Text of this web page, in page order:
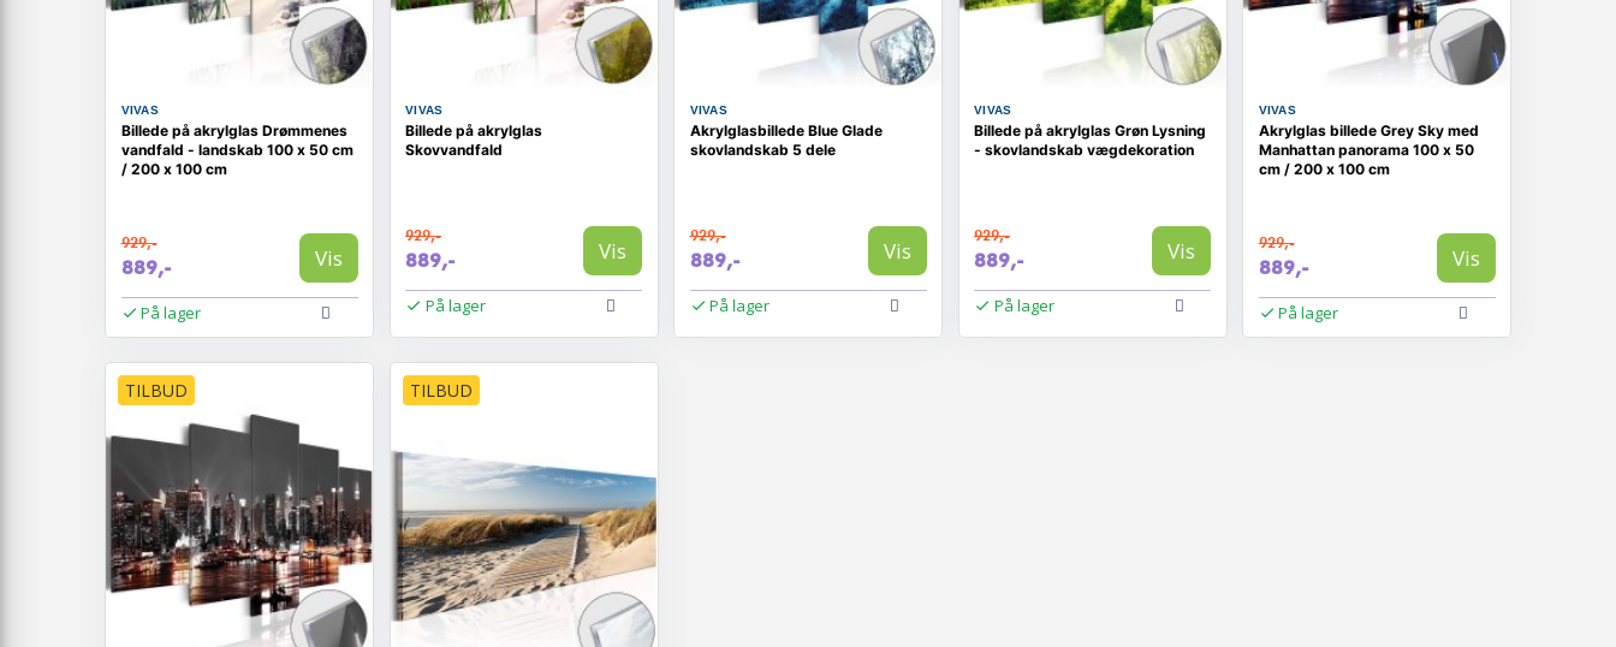
VIVAS
Billede på akrylglas Drømmenes
vandfald - landskab 100 x 50 cm
/ 200 x 100 cm
929,-
889,- Vis
På lager
VIVAS
Billede på akrylglas
Skovvandfald
929,-
889,- Vis
På lager
VIVAS
Akrylglasbillede Blue Glade
skovlandskab 5 dele
929,-
889,- Vis
På lager
VIVAS
Billede på akrylglas Grøn Lysning
- skovlandskab vægdekoration
929,-
889,- Vis
På lager
VIVAS
Akrylglas billede Grey Sky med
Manhattan panorama 100 x 50
cm / 200 x 100 cm
929,-
889,- Vis
På lager
TILBUD TILBUD